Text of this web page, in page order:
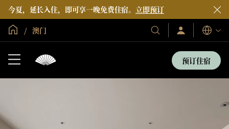
今夏，延长入住，即可享一晚免费住宿。 立即预订
全球首页
澳门
我
们
登
录/
即
加
入
语
言
预订住宿